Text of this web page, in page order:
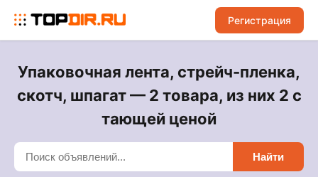
Регистрация
Упаковочная лента, стрейч-пленка,
скотч, шпагат — 2 товара, из них 2 с
тающей ценой
Найти